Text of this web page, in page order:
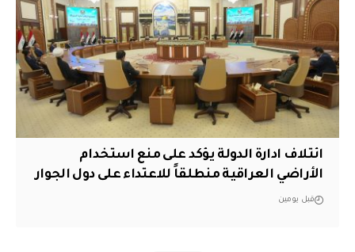
ائتلاف ادارة الدولة يؤكد على منع استخدام
الأراضي العراقية منطلقاً للاعتداء على دول الجوار
قبل يومين